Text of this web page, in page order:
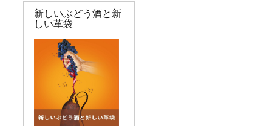
新しいぶどう酒と新
しい革袋